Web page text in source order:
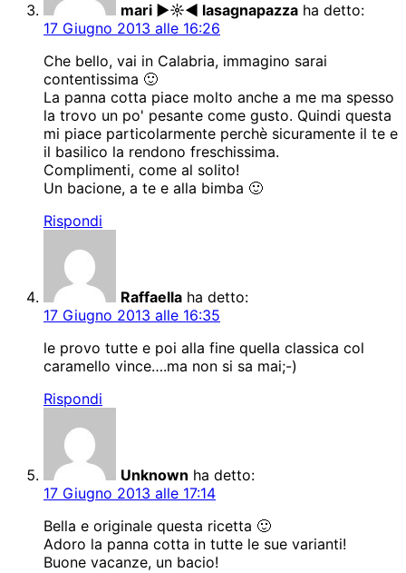
mari ►☼◄ lasagnapazza ha detto:
17 Giugno 2013 alle 16:26
Che bello, vai in Calabria, immagino sarai
contentissima 🙂
La panna cotta piace molto anche a me ma spesso
la trovo un po' pesante come gusto. Quindi questa
mi piace particolarmente perchè sicuramente il te e
il basilico la rendono freschissima.
Complimenti, come al solito!
Un bacione, a te e alla bimba 🙂
Rispondi
Raffaella ha detto:
17 Giugno 2013 alle 16:35
le provo tutte e poi alla fine quella classica col
caramello vince….ma non si sa mai;-)
Rispondi
Unknown ha detto:
17 Giugno 2013 alle 17:14
Bella e originale questa ricetta 🙂
Adoro la panna cotta in tutte le sue varianti!
Buone vacanze, un bacio!